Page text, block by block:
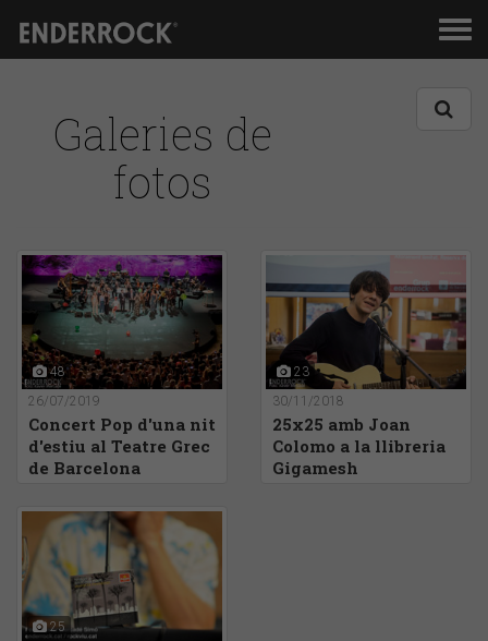
Galeries de
fotos
48
26/07/2019
Concert Pop d'una nit
d'estiu al Teatre Grec
de Barcelona
23
30/11/2018
25x25 amb Joan
Colomo a la llibreria
Gigamesh
25